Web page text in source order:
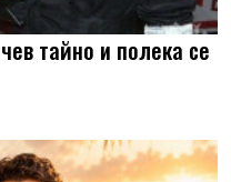
тайно и полека се